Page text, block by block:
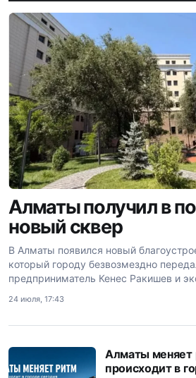
Алматы получил в
новый сквер
В Алматы появился новый
который городу безвозмездно
предприниматель Кенес Ракишев и
24 июля, 17:43
Алматы меняет
происходит в